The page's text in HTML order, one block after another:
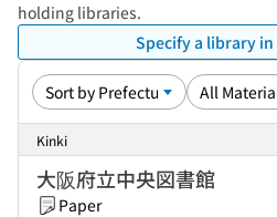
holding libraries.
Specify a library
Kinki
大阪府立中央図書館
Paper